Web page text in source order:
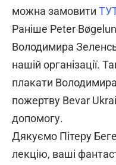
можна замовити
Раніше Peter
Володимира
нашій організації.
плакати
пожертву Bevar
допомогу.
Дякуємо Пітеру
лекцію, ваші